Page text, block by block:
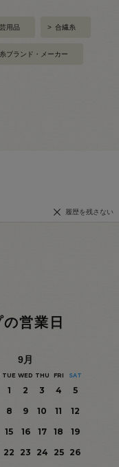
用品 > 合繊糸
ブランド・メーカー
履歴を残さない
営業日
9月
TUE WED THU FRI SAT
1 2 3 4
5
8 9 10 11
12
15 16 17 18
19
22 23 24 25
26